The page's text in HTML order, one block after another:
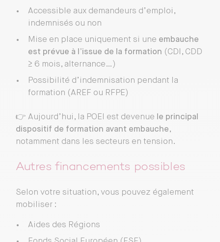
Accessible aux demandeurs d’emploi,
indemnisés ou non
Mise en place uniquement si une embauche
est prévue à l’issue de la formation (CDI, CDD
≥ 6 mois, alternance…)
Possibilité d’indemnisation pendant la
formation (AREF ou RFPE)
👉 Aujourd’hui, la POEI est devenue le principal
dispositif de formation avant embauche,
notamment dans les secteurs en tension.
Autres financements possibles
Selon votre situation, vous pouvez également
mobiliser :
Aides des Régions